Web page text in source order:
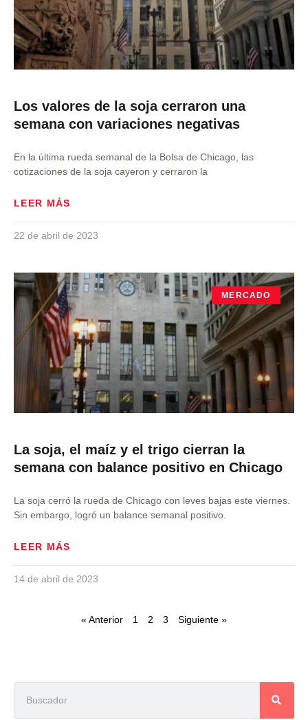
Los valores de la soja cerraron una
semana con variaciones negativas
En la última rueda semanal de la Bolsa de Chicago, las
cotizaciones de la soja cayeron y cerraron la
LEER MÁS
22 de abril de 2023
MERCADO
La soja, el maíz y el trigo cierran la
semana con balance positivo en Chicago
La soja cerró la rueda de Chicago con leves bajas este viernes.
Sin embargo, logró un balance semanal positivo.
LEER MÁS
14 de abril de 2023
« Anterior 1 2 3 Siguiente »